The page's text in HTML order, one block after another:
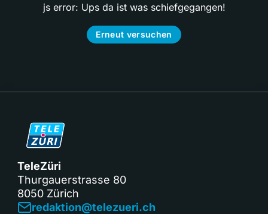
js error: Ups da ist was schiefgegangen!
Erneut versuchen
TeleZüri
Thurgauerstrasse 80
8050 Zürich
redaktion@telezueri.ch